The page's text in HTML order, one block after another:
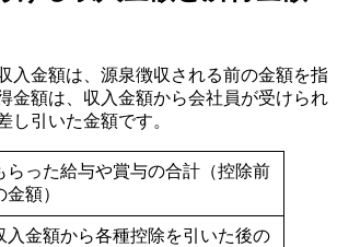
入金額は、源泉徴収される前の金額を指
金額は、収入金額から会社員が受けられ
し引いた金額です。
らった給与や賞与の合計（控除前
金額）
入金額から各種控除を引いた後の